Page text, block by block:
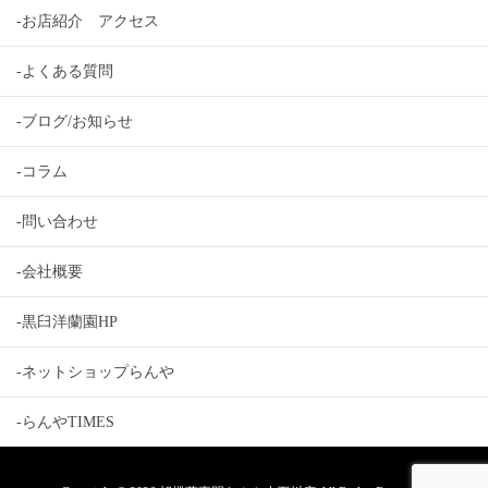
-お店紹介 アクセス
-よくある質問
-ブログ/お知らせ
-コラム
-問い合わせ
-会社概要
-黒臼洋蘭園HP
-ネットショップらんや
-らんやTIMES